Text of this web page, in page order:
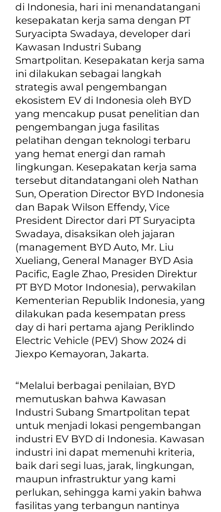
di Indonesia, hari ini menandatangani
kesepakatan kerja sama dengan PT
Suryacipta Swadaya, developer dari
Kawasan Industri Subang
Smartpolitan. Kesepakatan kerja sama
ini dilakukan sebagai langkah
strategis awal pengembangan
ekosistem EV di Indonesia oleh BYD
yang mencakup pusat penelitian dan
pengembangan juga fasilitas
pelatihan dengan teknologi terbaru
yang hemat energi dan ramah
lingkungan. Kesepakatan kerja sama
tersebut ditandatangani oleh Nathan
Sun, Operation Director BYD Indonesia
dan Bapak Wilson Effendy, Vice
President Director dari PT Suryacipta
Swadaya, disaksikan oleh jajaran
(management BYD Auto, Mr. Liu
Xueliang, General Manager BYD Asia
Pacific, Eagle Zhao, Presiden Direktur
PT BYD Motor Indonesia), perwakilan
Kementerian Republik Indonesia, yang
dilakukan pada kesempatan press
day di hari pertama ajang Periklindo
Electric Vehicle (PEV) Show 2024 di
Jiexpo Kemayoran, Jakarta.
“Melalui berbagai penilaian, BYD
memutuskan bahwa Kawasan
Industri Subang Smartpolitan tepat
untuk menjadi lokasi pengembangan
industri EV BYD di Indonesia. Kawasan
industri ini dapat memenuhi kriteria,
baik dari segi luas, jarak, lingkungan,
maupun infrastruktur yang kami
perlukan, sehingga kami yakin bahwa
fasilitas yang terbangun nantinya